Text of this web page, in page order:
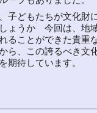
子どもたちが文化財
ょうか 今回は、地
ることができた貴重
ら、この誇るべき文
期待しています。